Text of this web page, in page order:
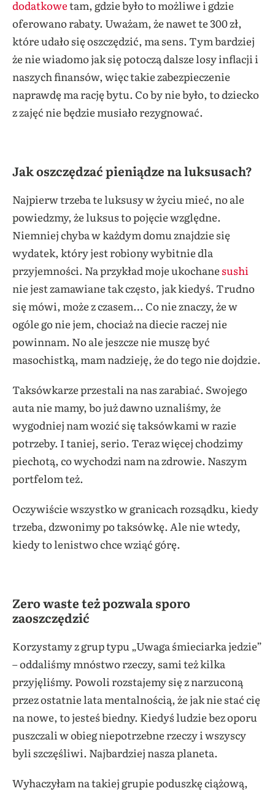
dodatkowetam, gdzie było to możliwe i gdzie
oferowano rabaty. Uważam, że nawet te 300 zł,
które udało się oszczędzić, ma sens. Tym bardziej
że nie wiadomo jak się potoczą dalsze losy inflacji i
naszych finansów, więc takie zabezpieczenie
naprawdę ma rację bytu. Co by nie było, to dziecko
z zajęć nie będzie musiało rezygnować.
Jak oszczędzać pieniądze na luksusach?
Najpierw trzeba te luksusy w życiu mieć, no ale
powiedzmy, że luksus to pojęcie względne.
Niemniej chyba w każdym domu znajdzie się
wydatek, który jest robiony wybitnie dla
przyjemności. Na przykład moje ukochanesushi
nie jest zamawiane tak często, jak kiedyś. Trudno
się mówi, może z czasem… Co nie znaczy, że w
ogóle go nie jem, chociaż na diecie raczej nie
powinnam. No ale jeszcze nie muszę być
masochistką, mam nadzieję, że do tego nie dojdzie.
Taksówkarze przestali na nas zarabiać. Swojego
auta nie mamy, bo już dawno uznaliśmy, że
wygodniej nam wozić się taksówkami w razie
potrzeby. I taniej, serio. Teraz więcej chodzimy
piechotą, co wychodzi nam na zdrowie. Naszym
portfelom też.
Oczywiście wszystko w granicach rozsądku, kiedy
trzeba, dzwonimy po taksówkę. Ale nie wtedy,
kiedy to lenistwo chce wziąć górę.
Zero waste też pozwala sporo
zaoszczędzić
Korzystamy z grup typu „Uwaga śmieciarka jedzie”
– oddaliśmy mnóstwo rzeczy, sami też kilka
przyjęliśmy. Powoli rozstajemy się z narzuconą
przez ostatnie lata mentalnością, że jak nie stać cię
na nowe, to jesteś biedny. Kiedyś ludzie bez oporu
puszczali w obieg niepotrzebne rzeczy i wszyscy
byli szczęśliwi. Najbardziej nasza planeta.
Wyhaczyłam na takiej grupie poduszkę ciążową,